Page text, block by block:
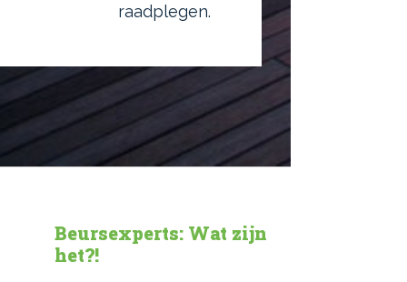
raadplegen.
Beursexperts: Wat zijn
het?!